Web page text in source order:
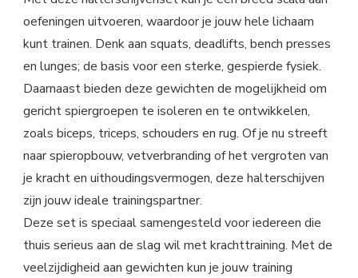
oefeningen uitvoeren, waardoor je jouw hele lichaam
kunt trainen. Denk aan squats, deadlifts, bench presses
en lunges; de basis voor een sterke, gespierde fysiek.
Daarnaast bieden deze gewichten de mogelijkheid om
gericht spiergroepen te isoleren en te ontwikkelen,
zoals biceps, triceps, schouders en rug. Of je nu streeft
naar spieropbouw, vetverbranding of het vergroten van
je kracht en uithoudingsvermogen, deze halterschijven
zijn jouw ideale trainingspartner.
Deze set is speciaal samengesteld voor iedereen die
thuis serieus aan de slag wil met krachttraining. Met de
veelzijdigheid aan gewichten kun je jouw training